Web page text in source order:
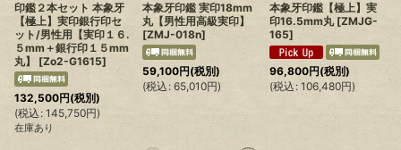
印鑑２本セット 本象牙
【極上】実印銀行印セ
ット/男性用【実印１６.
５mm＋銀行印１５mm
丸】
[Zo2-G1615]
132,500円(税別)
(税込 : 145,750円)
在庫あり
本象牙印鑑 実印18mm
丸【男性用高級実印】
[ZMJ-018n]
59,100円(税別)
(税込 : 65,010円)
本象牙印鑑【極上】実
印16.5mm丸 [ZMJG-
165]
96,800円(税別)
(税込 : 106,480円)